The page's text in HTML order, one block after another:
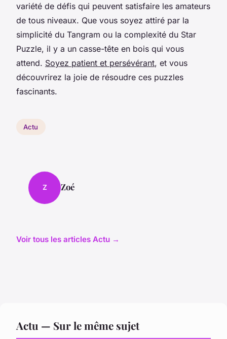
variété de défis qui peuvent satisfaire les amateurs
de tous niveaux. Que vous soyez attiré par la
simplicité du Tangram ou la complexité du Star
Puzzle, il y a un casse-tête en bois qui vous
attend. Soyez patient et persévérant, et vous
découvrirez la joie de résoudre ces puzzles
fascinants.
Actu
Z Zoé
Voir tous les articles Actu →
Actu — Sur le même sujet